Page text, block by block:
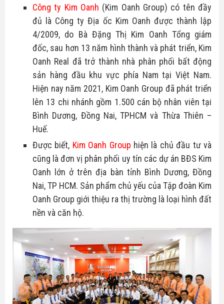
Đất nền Tây Ninh
Căn hộ - nhà phố
Tổng hợp dự án
Bike
Hô trợ tài chính
Thông tin quy hoạch
Biểu mẫu luật
Tin tức nhà đất
Thủ thuật
Tuyển dụng
Ủng hộ
Công ty Kim Oanh (Kim Oanh Group) có tên đầy
đủ là Công ty Địa ốc Kim Oanh được thành lập
4/2009, do Bà Đặng Thị Kim Oanh Tổng giám
đốc, sau hơn 13 năm hình thành và phát triển, Kim
Oanh Real đã trở thành nhà phân phối bất động
sản hàng đầu khu vực phía Nam tại Việt Nam.
Hiện nay năm 2021, Kim Oanh Group đã phát triển
lên 13 chi nhánh gồm 1.500 cán bộ nhân viên tại
Bình Dương, Đồng Nai, TPHCM và Thừa Thiên –
Huế.
Được biết, Kim Oanh Group hiện là chủ đầu tư và
cũng là đơn vị phân phối uy tín các dự án BĐS Kim
Oanh lớn ở trên địa bàn tỉnh Bình Dương, Đồng
Nai, TP HCM. Sản phẩm chủ yếu của Tập đoàn Kim
Oanh Group giới thiệu ra thị trường là loại hình đất
nền và căn hộ.